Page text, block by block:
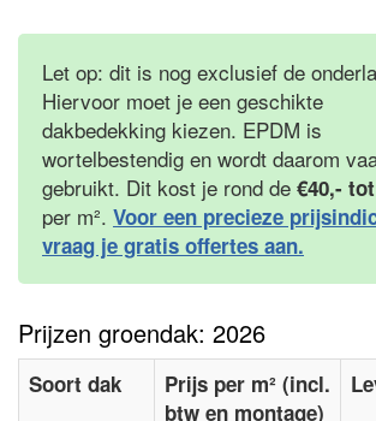
Let op: dit is nog exclusief de
Hiervoor moet je een geschikte
dakbedekking kiezen. EPDM is
wortelbestendig en wordt daarom
gebruikt. Dit kost je rond de €40,-
per m². Voor een precieze
vraag je gratis offertes aan.
Prijzen groendak: 2026
Soort dak
Prijs per m² (incl.
btw en montage)